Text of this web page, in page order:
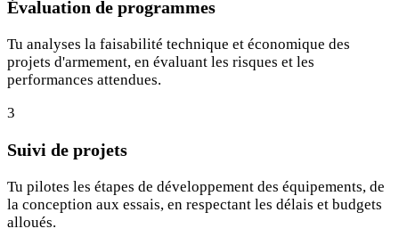
Évaluation de programmes
Tu analyses la faisabilité technique et économique des
projets d'armement, en évaluant les risques et les
performances attendues.
3
Suivi de projets
Tu pilotes les étapes de développement des équipements, de
la conception aux essais, en respectant les délais et budgets
alloués.